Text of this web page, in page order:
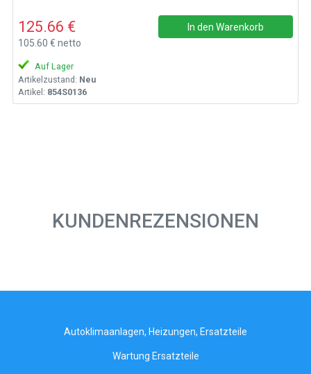
125.66 €
105.60 € netto
In den Warenkorb
Auf Lager
Artikelzustand: Neu
Artikel: 854S0136
KUNDENREZENSIONEN
Autoklimaanlagen, Heizungen, Ersatzteile
Wartung Ersatzteile